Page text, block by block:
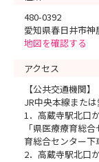
480-0392
愛知県春日井市神
地図を確認する
アクセス
【公共交通機関】
JR中央本線また
1．高蔵寺駅北口
「県医療療育総
育総合センター下
2．高蔵寺駅北口